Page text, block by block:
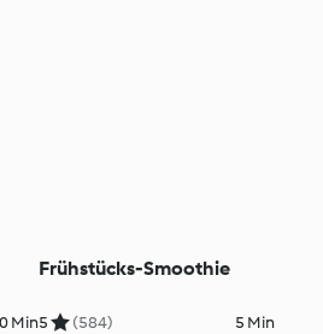
Min
Frühstücks-Smoothie
5 (584) 5 Min